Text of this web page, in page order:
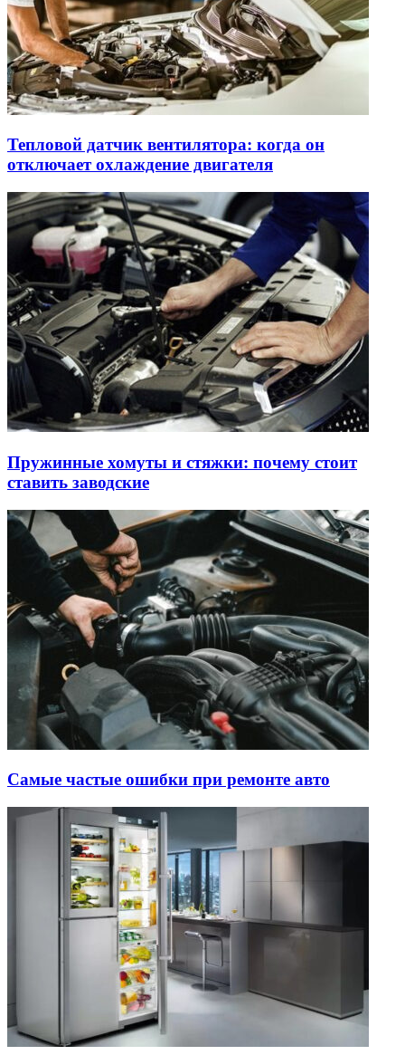
Тепловой датчик вентилятора: когда он
отключает охлаждение двигателя
Пружинные хомуты и стяжки: почему стоит
ставить заводские
Самые частые ошибки при ремонте авто